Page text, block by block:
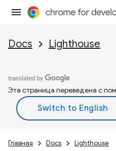
Docs Lighthouse
Эта страница переведена с
Главная Docs Lighthouse